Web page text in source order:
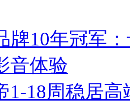
牌10年冠军
音体验
1-18周稳居